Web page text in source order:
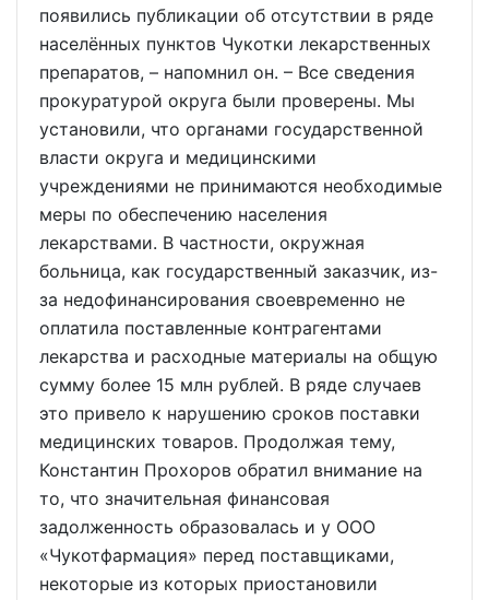
появились публикации об отсутствии в ряде
населённых пунктов Чукотки лекарственных
препаратов, – напомнил он. – Все сведения
прокуратурой округа были проверены. Мы
установили, что органами государственной
власти округа и медицинскими
учреждениями не принимаются необходимые
меры по обеспечению населения
лекарствами. В частности, окружная
больница, как государственный заказчик, из-
за недофинансирования своевременно не
оплатила поставленные контрагентами
лекарства и расходные материалы на общую
сумму более 15 млн рублей. В ряде случаев
это привело к нарушению сроков поставки
медицинских товаров. Продолжая тему,
Константин Прохоров обратил внимание на
то, что значительная финансовая
задолженность образовалась и у ООО
«Чукотфармация» перед поставщиками,
некоторые из которых приостановили